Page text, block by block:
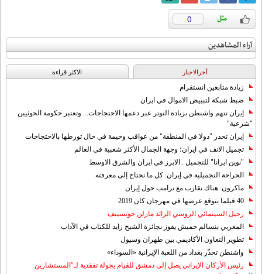
0
آراء المشاهدين
آخرالاخبار الاکثر قراءة
زيادة متابعين انستقرام
ضبط شبكة لتبييض الاموال في ايران
إيران تتهم واشنطن بزيادة التوتر عبر دعمها الاحتجاجات... وتعتبر حكومة الحوثيين
"شرعية"
إيران تحذر "دولا في المنطقة" من عواقب وخيمة في حال تورطها بالاحتجاجات
تجميل الانف في ايران؛ وجهة الجمال الأكثر شعبية في العالم
"نوين ايرانا" للتجميل ..الابرز في ايران والشرق الاوسط
الجراحة التجميلية في إيران: كل ما تحتاج إلى معرفته
ماكرون: هناك تقارب مع ترامب حول إيران
40 فيلما يتوقع عرضها في مهرجان كان 2019
رحيل السينمائي الروسي الرائد مارلن خوتسييف
المغربي بنسالم حميش يفوز بجائزة الشيخ زايد للكتاب في الآداب
تطوير التعاون الأكاديمي بين طهران وسيول
واشنطن تحذّر بغداد من اللعبة الإيرانية «السوداء»
رئيس الأركان الإيراني يصل إلى دمشق للقيام بجولة تفقدية لـ"المستشارين